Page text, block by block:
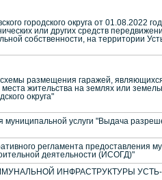
городского округа от
или других средств
собственности, на территории
схемы размещения гаражей,
жительства на землях или
округа"
услуги "Выдача
регламента предоставления
деятельности (ИСОГД)"
ИНФРАСТРУКТУРЫ